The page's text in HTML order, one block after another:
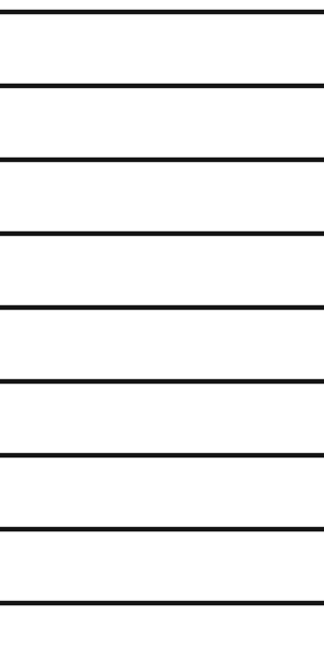
Играйте и
Реальные призы
Следите за событиями
выиграйте свою
кепку
Close